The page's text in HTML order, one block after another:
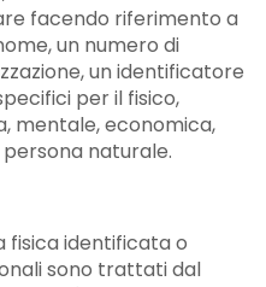
facendo riferimento a
un numero di
un identificatore
per il fisico,
mentale, economica,
naturale.
fisica identificata o
sono trattati dal